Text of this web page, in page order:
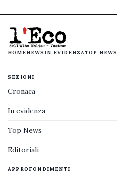
HOMENEWS IN EVIDENZATOP NEWS
SEZIONI
Cronaca
In evidenza
Top News
Editoriali
APPROFONDIMENTI